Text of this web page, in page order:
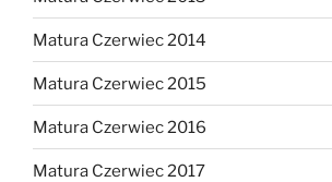
Matura Czerwiec 2014
Matura Czerwiec 2015
Matura Czerwiec 2016
Matura Czerwiec 2017